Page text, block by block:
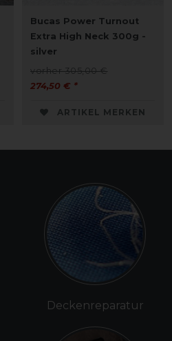
Bucas Power Turnout
Extra High Neck 300g -
silver
vorher 305,00 €
274,50 € *
ARTIKEL MERKEN
Deckenreparatur